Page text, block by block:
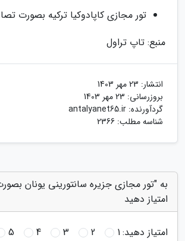
تور مجازی کاپادوکیا ترکیه بصورت تصاویر 360
منبع: تاپ تراول
انتشار: 23 مهر 1403
بروزرسانی: 23 مهر 1403
گردآورنده: antalyanet65.ir
شناسه مطلب: 2366
امتیاز دهید
امتیاز دهید:1
2
3
4
5